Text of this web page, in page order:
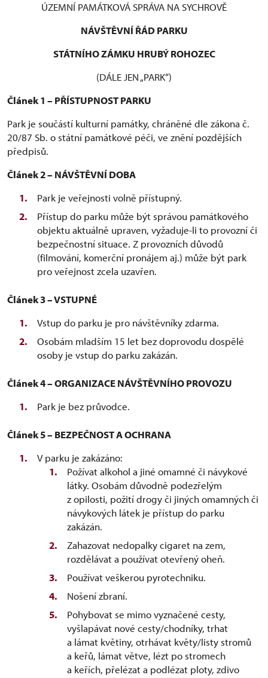
ÚZEMNÍ PAMÁTKOVÁ SPRÁVA NA SYCHROVĚ
NÁVŠTĚVNÍ ŘÁD PARKU
STÁTNÍHO ZÁMKU HRUBÝ ROHOZEC
(DÁLE JEN „PARK“)
Článek 1 – PŘÍSTUPNOST PARKU
Park je součástí kulturní památky, chráněné dle zákona č.
20/87 Sb. o státní památkové péči, ve znění pozdějších
předpisů.
Článek 2 – NÁVŠTĚVNÍ DOBA
Park je veřejnosti volně přístupný.
Přístup do parku může být správou památkového
objektu aktuálně upraven, vyžaduje-li to provozní či
bezpečnostní situace. Z provozních důvodů
(filmování, komerční pronájem aj.) může být park
pro veřejnost zcela uzavřen.
Článek 3 – VSTUPNÉ
Vstup do parku je pro návštěvníky zdarma.
Osobám mladším 15 let bez doprovodu dospělé
osoby je vstup do parku zakázán.
Článek 4 – ORGANIZACE NÁVŠTĚVNÍHO PROVOZU
Park je bez průvodce.
Článek 5 – BEZPEČNOST A OCHRANA
V parku je zakázáno:
Požívat alkohol a jiné omamné či návykové
látky. Osobám důvodně podezřelým
z opilosti, požití drogy či jiných omamných či
návykových látek je přístup do parku
zakázán.
Zahazovat nedopalky cigaret na zem,
rozdělávat a používat otevřený oheň.
Používat veškerou pyrotechniku.
Nošení zbraní.
Pohybovat se mimo vyznačené cesty,
vyšlapávat nové cesty/chodníky, trhat
a lámat květiny, otrhávat květy/listy stromů
a keřů, lámat větve, lézt po stromech
a keřích, přelézat a podlézat ploty, zdivo